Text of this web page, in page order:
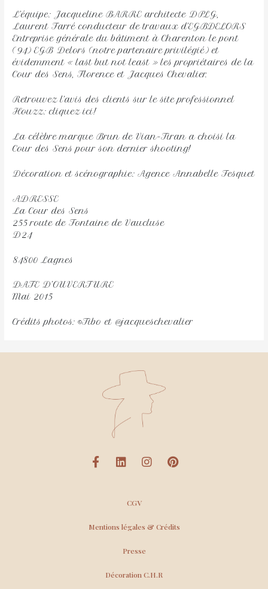
L’équipe: Jacqueline BARRE architecte DPLG,
Laurent Farré conducteur de travaux d’EGBDELORS
Entreprise générale du bâtiment à Charenton le pont
(94) EGB Delors (notre partenaire privilégié) et
évidemment « last but not least » les propriétaires de la
Cour des Sens, Florence et Jacques Chevalier.
Retrouvez l’avis des clients sur le site professionnel
Houzz: cliquez ici!
La célèbre marque Brun de Vian-Tiran a choisi la
Cour des Sens pour son dernier shooting!
Décoration et scénographie: Agence Annabelle Fesquet
ADRESSE
La Cour des Sens
255 route de Fontaine de Vaucluse
D24
84800 Lagnes
DATE D’OUVERTURE
Mai 2015
Crédits photos: ©Tibo et @jacqueschevalier
CGV
Mentions légales & Crédits
Presse
Décoration C.H.R